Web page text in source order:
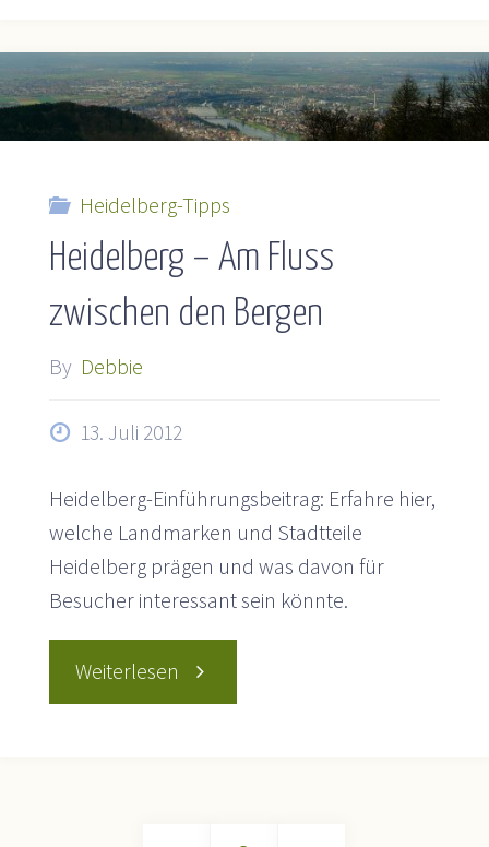
auf
die
Heidelbergs"
Heidelberg-Tipps
Heidelberg – Am Fluss
zwischen den Bergen
By Debbie
13. Juli 2012
Heidelberg-Einführungsbeitrag: Erfahre hier,
welche Landmarken und Stadtteile
Heidelberg prägen und was davon für
Besucher interessant sein könnte.
Weiterlesen "Heidelberg